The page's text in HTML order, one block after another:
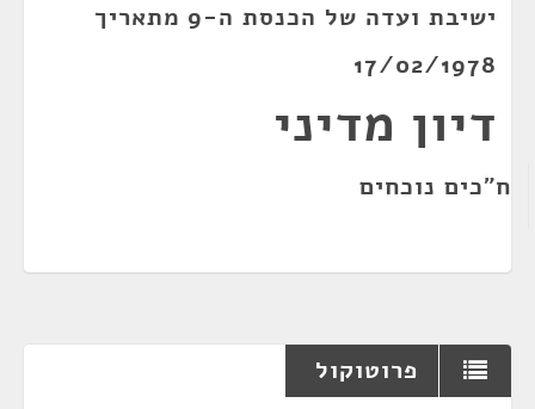
ישיבת ועדה של הכנסת ה-9 מתאריך
17/02/1978
דיון מדיני
ח"כים נוכחים
פרוטוקול